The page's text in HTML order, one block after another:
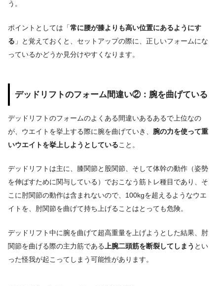
う。
ポイントとしては「常に腰が膝よりも高い位置にあるようにす
る 」と覚えておくと、セットアップの際に、正しいフォームにな
っているかどうか見分けやすくなります。
デッドリフトのフォーム間違い②：腕を曲げている
デッドリフトのフォームのよくある間違いあるあるで上位なの
が、ウエイトを挙上する際に腕を曲げていき、 腕の力を使って重
いウエイトを挙上しようとしていること。
デッドリフトは主に、膝関節と股関節、そして体幹の動作（姿勢
を伸ばすために関与している）でおこなう筋トレ種目であり、そ
こに肘関節の動作は含まれないので、100kgを超えるようなウエ
イトを、肘関節を曲げて持ち上げることはとっても危険。
デッドリフト中に腕を曲げて超高重量を上げようとした結果、肘
関節を曲げる際の主力筋である
上腕二頭筋を断裂してしまう とい
った怪我が起こってしまう可能性があります。